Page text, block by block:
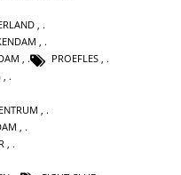
,
,
, PROEFLES ,